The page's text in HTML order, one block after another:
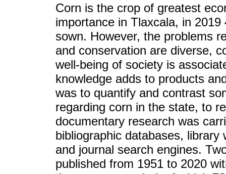
Corn is the crop of greatest
importance in Tlaxcala, in
sown. However, the problems
and conservation are diverse,
well-being of society is
knowledge adds to products
was to quantify and contrast
regarding corn in the state, to
documentary research was
bibliographic databases,
and journal search engines.
published from 1951 to 2020